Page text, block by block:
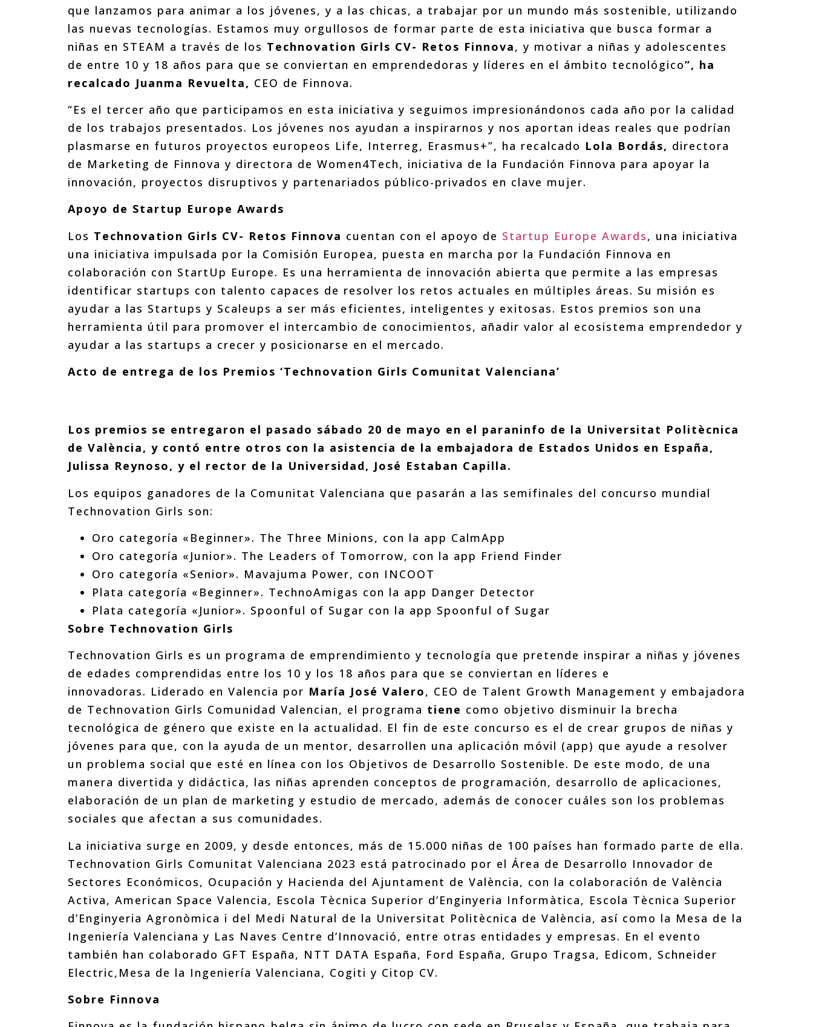
que lanzamos para animar a los jóvenes, y a las chicas, a trabajar por un mundo más sostenible, utilizando
las nuevas tecnologías. Estamos muy orgullosos de formar parte de esta iniciativa que busca formar a
niñas en STEAM a través de los Technovation Girls CV- Retos Finnova, y motivar a niñas y adolescentes
de entre 10 y 18 años para que se conviertan en emprendedoras y líderes en el ámbito tecnológico”, ha
recalcado Juanma Revuelta, CEO de Finnova.
“Es el tercer año que participamos en esta iniciativa y seguimos impresionándonos cada año por la calidad
de los trabajos presentados. Los jóvenes nos ayudan a inspirarnos y nos aportan ideas reales que podrían
plasmarse en futuros proyectos europeos Life, Interreg, Erasmus+”, ha recalcado Lola Bordás, directora
de Marketing de Finnova y directora de Women4Tech, iniciativa de la Fundación Finnova para apoyar la
innovación, proyectos disruptivos y partenariados público-privados en clave mujer.
Apoyo de Startup Europe Awards
Los Technovation Girls CV- Retos Finnova cuentan con el apoyo de Startup Europe Awards, una iniciativa
una iniciativa impulsada por la Comisión Europea, puesta en marcha por la Fundación Finnova en
colaboración con StartUp Europe. Es una herramienta de innovación abierta que permite a las empresas
identificar startups con talento capaces de resolver los retos actuales en múltiples áreas. Su misión es
ayudar a las Startups y Scaleups a ser más eficientes, inteligentes y exitosas. Estos premios son una
herramienta útil para promover el intercambio de conocimientos, añadir valor al ecosistema emprendedor y
ayudar a las startups a crecer y posicionarse en el mercado.
Acto de entrega de los Premios ‘Technovation Girls Comunitat Valenciana’
Los premios se entregaron el pasado sábado 20 de mayo en el paraninfo de la Universitat Politècnica
de València, y contó entre otros con la asistencia de la embajadora de Estados Unidos en España,
Julissa Reynoso, y el rector de la Universidad, José Estaban Capilla.
Los equipos ganadores de la Comunitat Valenciana que pasarán a las semifinales del concurso mundial
Technovation Girls son:
Oro categoría «Beginner». The Three Minions, con la app CalmApp
Oro categoría «Junior». The Leaders of Tomorrow, con la app Friend Finder
Oro categoría «Senior». Mavajuma Power, con INCOOT
Plata categoría «Beginner». TechnoAmigas con la app Danger Detector
Plata categoría «Junior». Spoonful of Sugar con la app Spoonful of Sugar
Sobre Technovation Girls
Technovation Girls es un programa de emprendimiento y tecnología que pretende inspirar a niñas y jóvenes
de edades comprendidas entre los 10 y los 18 años para que se conviertan en líderes e
innovadoras. Liderado en Valencia por María José Valero, CEO de Talent Growth Management y embajadora
de Technovation Girls Comunidad Valencian, el programa tiene como objetivo disminuir la brecha
tecnológica de género que existe en la actualidad. El fin de este concurso es el de crear grupos de niñas y
jóvenes para que, con la ayuda de un mentor, desarrollen una aplicación móvil (app) que ayude a resolver
un problema social que esté en línea con los Objetivos de Desarrollo Sostenible. De este modo, de una
manera divertida y didáctica, las niñas aprenden conceptos de programación, desarrollo de aplicaciones,
elaboración de un plan de marketing y estudio de mercado, además de conocer cuáles son los problemas
sociales que afectan a sus comunidades.
La iniciativa surge en 2009, y desde entonces, más de 15.000 niñas de 100 países han formado parte de ella.
Technovation Girls Comunitat Valenciana 2023 está patrocinado por el Área de Desarrollo Innovador de
Sectores Económicos, Ocupación y Hacienda del Ajuntament de València, con la colaboración de València
Activa, American Space Valencia, Escola Tècnica Superior d’Enginyeria Informàtica, Escola Tècnica Superior
d’Enginyeria Agronòmica i del Medi Natural de la Universitat Politècnica de València, así como la Mesa de la
Ingeniería Valenciana y Las Naves Centre d’Innovació, entre otras entidades y empresas. En el evento
también han colaborado GFT España, NTT DATA España, Ford España, Grupo Tragsa, Edicom, Schneider
Electric,Mesa de la Ingeniería Valenciana, Cogiti y Citop CV.
Sobre Finnova